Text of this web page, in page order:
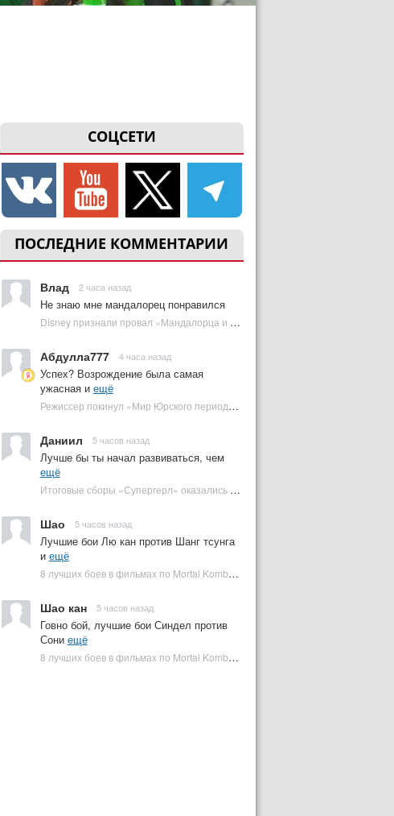
СОЦСЕТИ
ПОСЛЕДНИЕ КОММЕНТАРИИ
Влад 2 часа назад
Не знаю мне мандалорец понравился
Disney признали провал «Мандалорца и Грогу» и еще одной новинки | Plugged In Ru
Абдулла777 4 часа назад
Успех? Возрождение была самая
ужасная и ещё
Режиссер покинул «Мир Юрского периода 5» | Plugged In Ru
Даниил 5 часов назад
Лучше бы ты начал развиваться, чем
ещё
Итоговые сборы «Супергерл» оказались худшими для DC за два десятилетия | Plugged In Ru
Шао 5 часов назад
Лучшие бои Лю кан против Шанг тсунга
и ещё
8 лучших боев в фильмах по Mortal Kombat: от «Смертельной битвы» до «Мортал Комбат 2» | Plugged In Ru
Шао кан 5 часов назад
Говно бой, лучшие бои Синдел против
Сони ещё
8 лучших боев в фильмах по Mortal Kombat: от «Смертельной битвы» до «Мортал Комбат 2» | Plugged In Ru